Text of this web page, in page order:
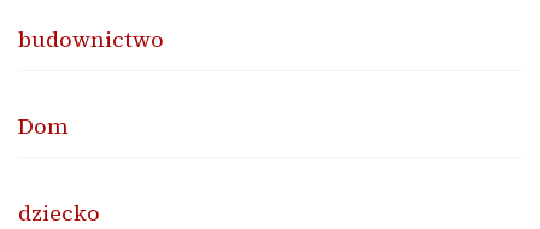
budownictwo
Dom
dziecko